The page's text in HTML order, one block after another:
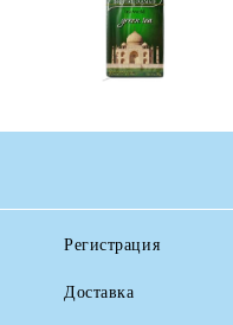
Регистрация
Доставка